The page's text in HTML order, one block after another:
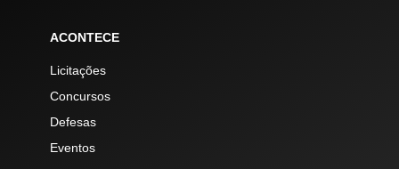
ACONTECE
Licitações
Concursos
Defesas
Eventos